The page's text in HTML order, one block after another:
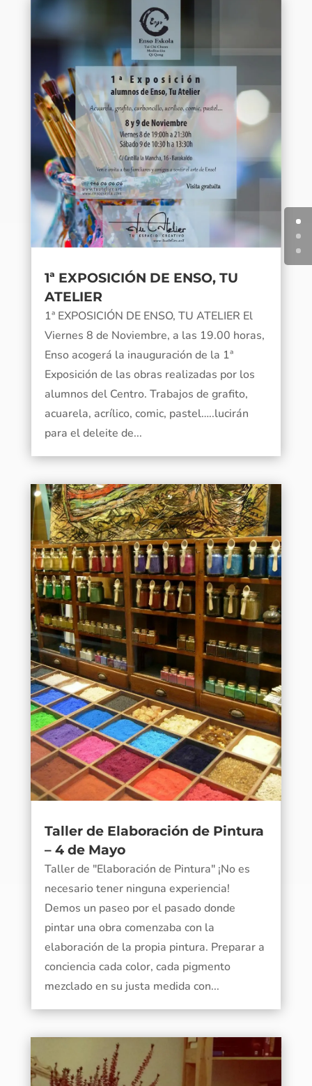
1ª EXPOSICIÓN DE ENSO, TU
ATELIER
1ª EXPOSICIÓN DE ENSO, TU ATELIER El
Viernes 8 de Noviembre, a las 19.00 horas,
Enso acogerá la inauguración de la 1ª
Exposición de las obras realizadas por los
alumnos del Centro. Trabajos de grafito,
acuarela, acrílico, comic, pastel…..lucirán
para el deleite de...
Taller de Elaboración de Pintura
– 4 de Mayo
Taller de "Elaboración de Pintura" ¡No es
necesario tener ninguna experiencia!
Demos un paseo por el pasado donde
pintar una obra comenzaba con la
elaboración de la propia pintura. Preparar a
conciencia cada color, cada pigmento
mezclado en su justa medida con...